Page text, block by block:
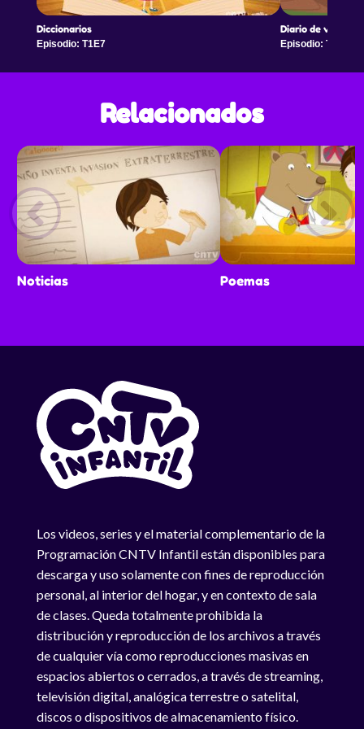
Diccionarios
Episodio: T1E7
Diario de vida
Episodio: T1E8
Relacionados
Noticias Poemas
Los videos, series y el material complementario de la
Programación CNTV Infantil están disponibles para
descarga y uso solamente con fines de reproducción
personal, al interior del hogar, y en contexto de sala
de clases. Queda totalmente prohibida la
distribución y reproducción de los archivos a través
de cualquier vía como reproducciones masivas en
espacios abiertos o cerrados, a través de streaming,
televisión digital, analógica terrestre o satelital,
discos o dispositivos de almacenamiento físico.